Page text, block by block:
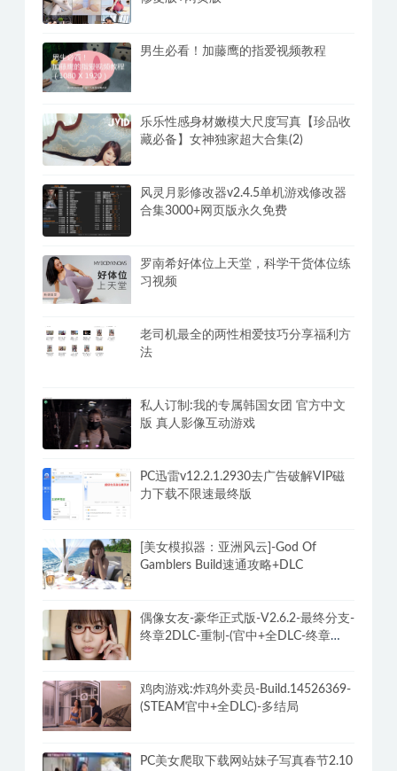
男生必看！加藤鹰的指爱视频教程
乐乐性感身材嫩模大尺度写真【珍品收
藏必备】女神独家超大合集(2)
风灵月影修改器v2.4.5单机游戏修改器
合集3000+网页版永久免费
罗南希好体位上天堂，科学干货体位练
习视频
老司机最全的两性相爱技巧分享福利方
法
私人订制:我的专属韩国女团 官方中文
版 真人影像互动游戏
PC迅雷v12.2.1.2930去广告破解VIP磁
力下载不限速最终版
[美女模拟器：亚洲风云]-God Of
Gamblers Build速通攻略+DLC
偶像女友-豪华正式版-V2.6.2-最终分支-
终章2DLC-重制-(官中+全DLC-终章
鸡肉游戏:炸鸡外卖员-Build.14526369-
(STEAM官中+全DLC)-多结局
PC美女爬取下载网站妹子写真春节2.10